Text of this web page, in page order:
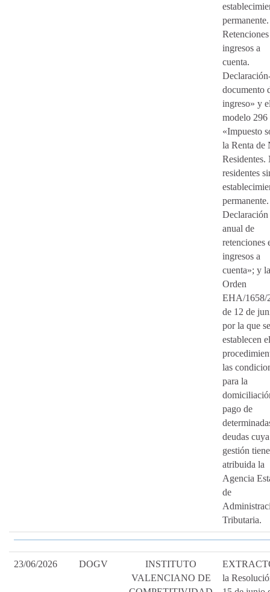
permanente.
ingresos a
cuenta.
documento
ingreso» y
modelo 296
«Impuesto
la Renta de
Residentes.
residentes
permanente.
Declaración
anual de
retenciones
ingresos a
cuenta»; y la
Orden
EHA/1658/
de 12 de
por la que se
establecen el
las
para la
pago de
deudas cuya
gestión tiene
atribuida la
Agencia
de
Tributaria.
23/06/2026 DOGV
INSTITUTO
VALENCIANO DE
la